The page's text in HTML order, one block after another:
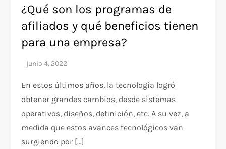
¿Qué son los programas de
afiliados y qué beneficios tienen
para una empresa?
En estos últimos años, la tecnología logró
obtener grandes cambios, desde sistemas
operativos, diseños, definición, etc. A su vez, a
medida que estos avances tecnológicos van
surgiendo por […]